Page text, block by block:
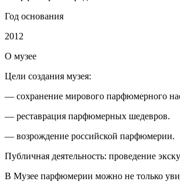
Год основания
2012
О музее
Цели создания музея:
— сохранение мирового парфюмерного
— реставрация парфюмерных шедевров.
— возрождение российской парфюмерии.
Публичная деятельность: проведение
В Музее парфюмерии можно не только